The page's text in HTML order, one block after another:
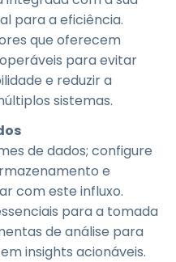
para a eficiência.
que oferecem
para evitar
e reduzir a
sistemas.
de dados; configure
e
com este influxo.
para a tomada
de análise para
insights acionáveis.